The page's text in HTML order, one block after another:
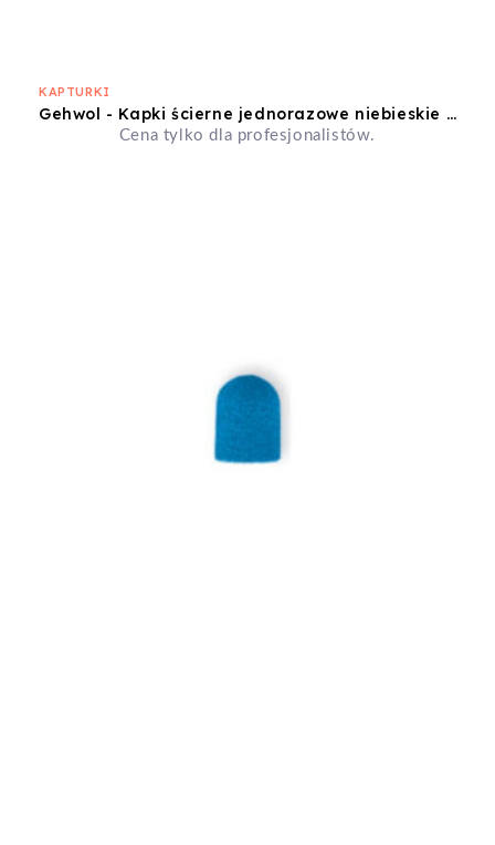
KAPTURKI
Gehwol - Kapki ścierne jednorazowe niebieskie 13mm gruboziarniste 10szt
Cena tylko dla profesjonalistów.